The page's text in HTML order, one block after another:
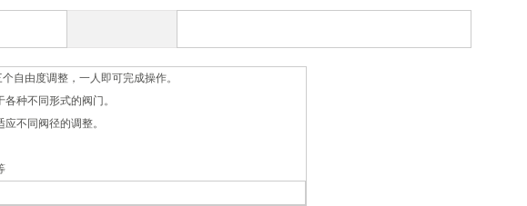
自由度调整，一人即可完成操作。
种不同形式的阀门。
不同阀径的调整。